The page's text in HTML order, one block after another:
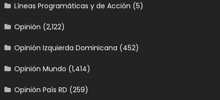
Líneas Programáticas y de Acción (5)
Opinión (2,122)
Opinión Izquierda Dominicana (452)
Opinión Mundo (1,414)
Opinión País RD (259)